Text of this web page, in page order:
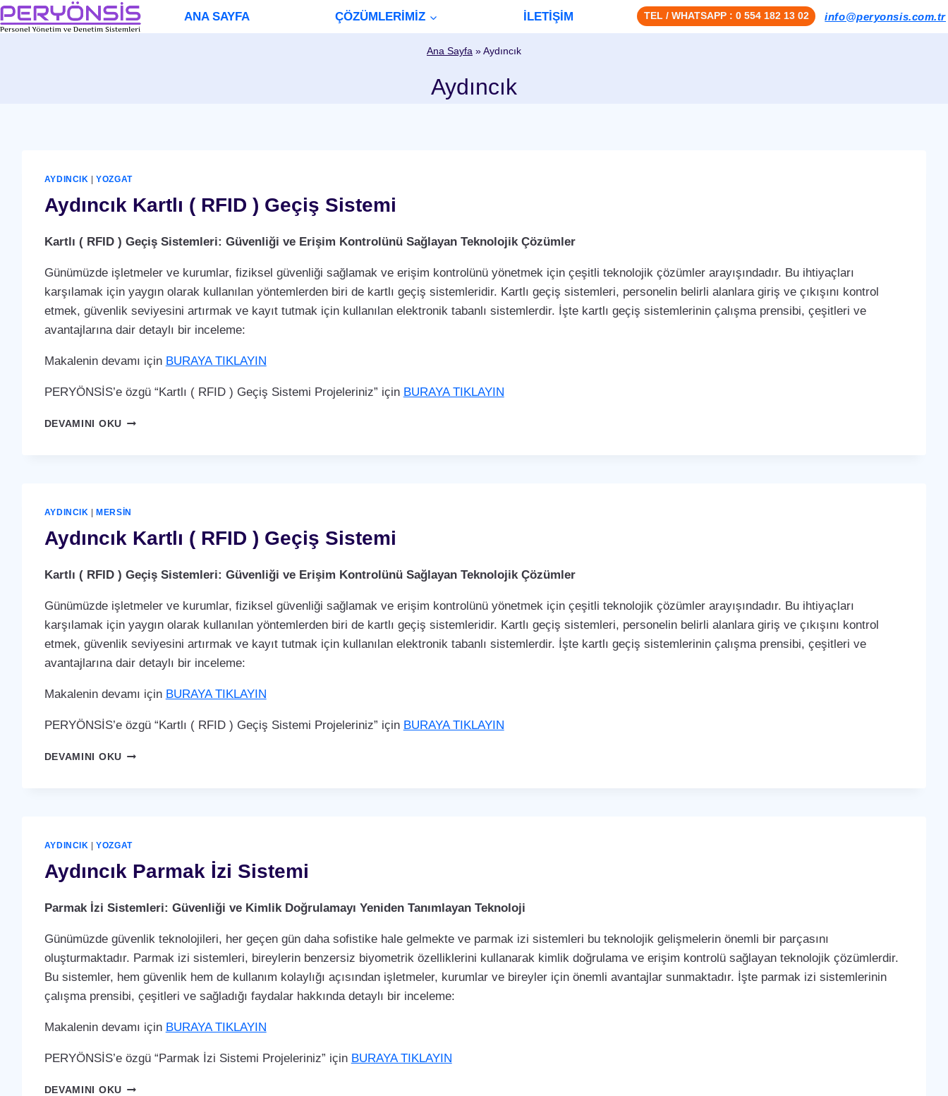
Skip
to
ANA SAYFA ÇÖZÜMLERİMİZ İLETİŞİM TEL / WHATSAPP : 0 554 182 13 02 info@peryonsis.com.tr
Ana Sayfa »Aydıncık
Aydıncık
AYDINCIK |YOZGAT
Aydıncık Kartlı ( RFID ) Geçiş Sistemi
Kartlı ( RFID ) Geçiş Sistemleri: Güvenliği ve Erişim Kontrolünü Sağlayan Teknolojik Çözümler
Günümüzde işletmeler ve kurumlar, fiziksel güvenliği sağlamak ve erişim kontrolünü yönetmek için çeşitli teknolojik çözümler arayışındadır. Bu ihtiyaçları
karşılamak için yaygın olarak kullanılan yöntemlerden biri de kartlı geçiş sistemleridir. Kartlı geçiş sistemleri, personelin belirli alanlara giriş ve çıkışını kontrol
etmek, güvenlik seviyesini artırmak ve kayıt tutmak için kullanılan elektronik tabanlı sistemlerdir. İşte kartlı geçiş sistemlerinin çalışma prensibi, çeşitleri ve
avantajlarına dair detaylı bir inceleme:
Makalenin devamı için BURAYA TIKLAYIN
PERYÖNSİS’e özgü “Kartlı ( RFID ) Geçiş Sistemi Projeleriniz” için BURAYA TIKLAYIN
DEVAMINI OKUAYDINCIK
SISTEMI
AYDINCIK MERSIN
Aydıncık Kartlı ( RFID ) Geçiş Sistemi
Kartlı ( RFID ) Geçiş Sistemleri: Güvenliği ve Erişim Kontrolünü Sağlayan Teknolojik Çözümler
Günümüzde işletmeler ve kurumlar, fiziksel güvenliği sağlamak ve erişim kontrolünü yönetmek için çeşitli teknolojik çözümler arayışındadır. Bu ihtiyaçları
karşılamak için yaygın olarak kullanılan yöntemlerden biri de kartlı geçiş sistemleridir. Kartlı geçiş sistemleri, personelin belirli alanlara giriş ve çıkışını kontrol
etmek, güvenlik seviyesini artırmak ve kayıt tutmak için kullanılan elektronik tabanlı sistemlerdir. İşte kartlı geçiş sistemlerinin çalışma prensibi, çeşitleri ve
avantajlarına dair detaylı bir inceleme:
Makalenin devamı için BURAYA TIKLAYIN
PERYÖNSİS’e özgü “Kartlı ( RFID ) Geçiş Sistemi Projeleriniz” için BURAYA TIKLAYIN
DEVAMINI OKUAYDINCIK
SISTEMI
AYDINCIK |YOZGAT
Aydıncık Parmak İzi Sistemi
Parmak İzi Sistemleri: Güvenliği ve Kimlik Doğrulamayı Yeniden Tanımlayan Teknoloji
Günümüzde güvenlik teknolojileri, her geçen gün daha sofistike hale gelmekte ve parmak izi sistemleri bu teknolojik gelişmelerin önemli bir parçasını
oluşturmaktadır. Parmak izi sistemleri, bireylerin benzersiz biyometrik özelliklerini kullanarak kimlik doğrulama ve erişim kontrolü sağlayan teknolojik çözümlerdir.
Bu sistemler, hem güvenlik hem de kullanım kolaylığı açısından işletmeler, kurumlar ve bireyler için önemli avantajlar sunmaktadır. İşte parmak izi sistemlerinin
çalışma prensibi, çeşitleri ve sağladığı faydalar hakkında detaylı bir inceleme:
Makalenin devamı için BURAYA TIKLAYIN
PERYÖNSİS’e özgü “Parmak İzi Sistemi Projeleriniz” için BURAYA TIKLAYIN
DEVAMINI OKUAYDINCIK